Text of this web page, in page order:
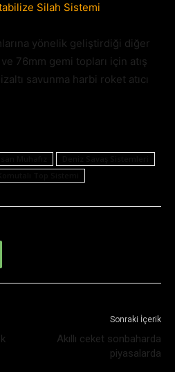
Silah Sistemi
yönelik geliştirdiği diğer
76mm gemi topları için atış
savunma harbi roket atıcı
Sonraki İçerik
Akıllı ceket sonbaharda
piyasalarda